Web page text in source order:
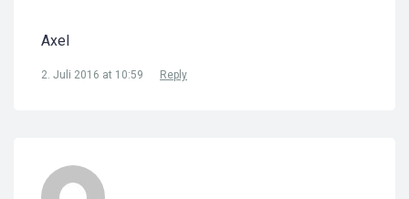
Axel
2. Juli 2016 at 10:59 Reply